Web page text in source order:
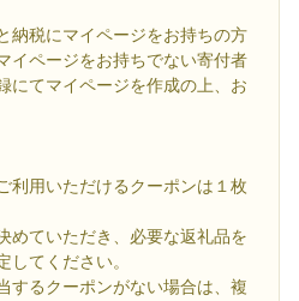
納税にマイページをお持ちの方
イページをお持ちでない寄付者
にてマイページを作成の上、お
利用いただけるクーポンは１枚
めていただき、必要な返礼品を
してください。
するクーポンがない場合は、複